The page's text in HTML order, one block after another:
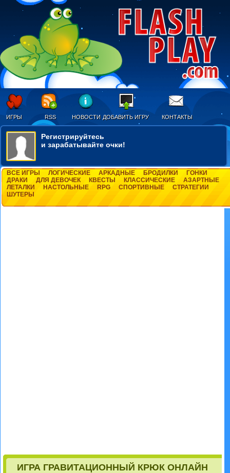
ИГРЫ RSS НОВОСТИ ДОБАВИТЬ ИГРУ КОНТАКТЫ
Регистрируйтесь
и зарабатывайте очки!
ВСЕ ИГРЫ ЛОГИЧЕСКИЕ АРКАДНЫЕ БРОДИЛКИ
ГОНКИ
ДРАКИ
ДЛЯ ДЕВОЧЕК КВЕСТЫ КЛАССИЧЕСКИЕ
АЗАРТНЫЕ
ЛЕТАЛКИ
НАСТОЛЬНЫЕ RPG СПОРТИВНЫЕ
СТРАТЕГИИ
ШУТЕРЫ
ИГРА ГРАВИТАЦИОННЫЙ КРЮК ОНЛАЙН